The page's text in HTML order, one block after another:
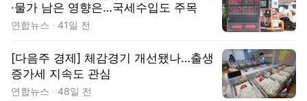
·물가 남은 영향은…국세수입도 주목
연합뉴스 41일 전
[다음주 경제] 체감경기 개선됐나…출생
증가세 지속도 관심
연합뉴스 48일 전